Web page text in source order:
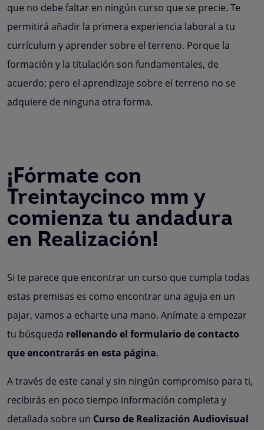
que no debe faltar en ningún curso que se precie. Te
permitirá añadir la primera experiencia laboral a tu
currículum y aprender sobre el terreno. Porque la
formación y la titulación son fundamentales, de
acuerdo; pero el aprendizaje sobre el terreno no se
adquiere de ninguna otra forma.
¡Fórmate con
Treintaycinco mm y
comienza tu andadura
en Realización!
Si te parece que encontrar un curso que cumpla todas
estas premisas es como encontrar una aguja en un
pajar, vamos a echarte una mano. Anímate a empezar
tu búsqueda rellenando el formulario de contacto
que encontrarás en esta página.
A través de este canal y sin ningún compromiso para ti,
recibirás en poco tiempo información completa y
detallada sobre un Curso de Realización Audiovisual